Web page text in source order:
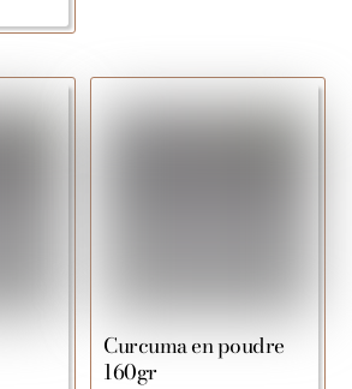
Curcuma en poudre
160gr